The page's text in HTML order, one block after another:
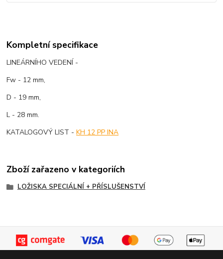
Kompletní specifikace
LINEÁRNÍHO VEDENÍ -
Fw - 12 mm,
D - 19 mm,
L - 28 mm.
KATALOGOVÝ LIST -KH 12 PP INA
Zboží zařazeno v kategoriích
LOŽISKA SPECIÁLNÍ + PŘÍSLUŠENSTVÍ